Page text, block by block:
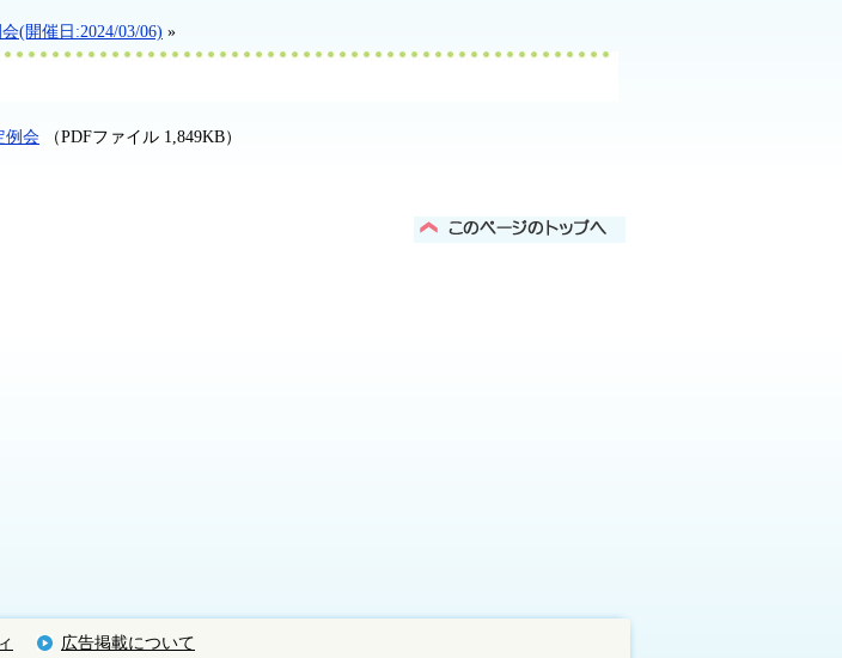
(開催日:2024/03/06) »
例会 （PDFファイル 1,849KB）
広告掲載について